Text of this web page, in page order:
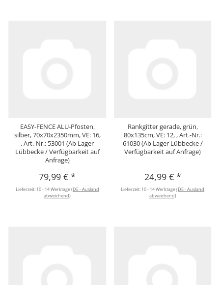
EASY-FENCE ALU-Pfosten,
silber, 70x70x2350mm, VE: 16,
, Art.-Nr.: 53001 (Ab Lager
Lübbecke / Verfügbarkeit auf
Anfrage)
79,99 €*
Lieferzeit: 10 - 14 Werktage(DE - Ausland
abweichend)
Rankgitter gerade, grün,
80x135cm, VE: 12, , Art.-Nr.:
61030 (Ab Lager Lübbecke /
Verfügbarkeit auf Anfrage)
24,99 € *
Lieferzeit: 10 - 14 Werktage(DE - Ausland
abweichend)